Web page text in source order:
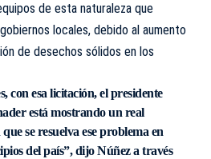
de esta naturaleza que
locales, debido al aumento
de desechos sólidos en los
con esa licitación, el presidente
está mostrando un real
se resuelva ese problema en
del país”, dijo Núñez a través